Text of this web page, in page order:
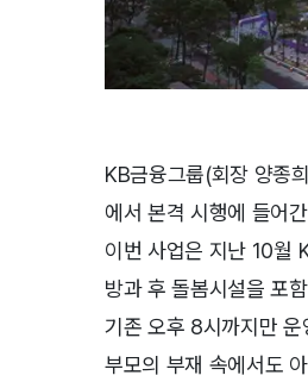
KB금융그룹(회장 양종
에서 본격 시행에 들어
이번 사업은 지난 10월
방과 후 돌봄시설을 포
기존 오후 8시까지만
부모의 부재 속에서도